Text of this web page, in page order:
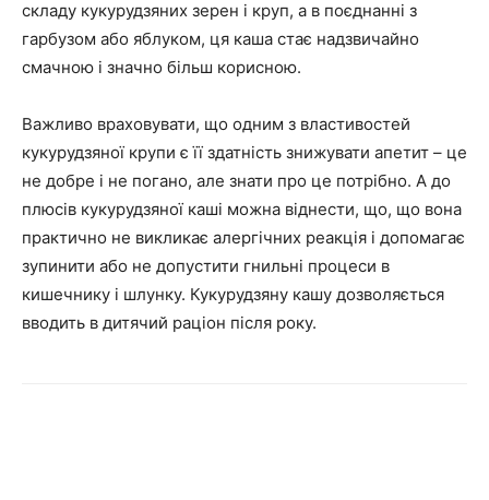
складу кукурудзяних зерен і круп, а в поєднанні з
гарбузом або яблуком, ця каша стає надзвичайно
смачною і значно більш корисною.
Важливо враховувати, що одним з властивостей
кукурудзяної крупи є її здатність знижувати апетит – це
не добре і не погано, але знати про це потрібно. А до
плюсів кукурудзяної каші можна віднести, що, що вона
практично не викликає алергічних реакція і допомагає
зупинити або не допустити гнильні процеси в
кишечнику і шлунку. Кукурудзяну кашу дозволяється
вводить в дитячий раціон після року.